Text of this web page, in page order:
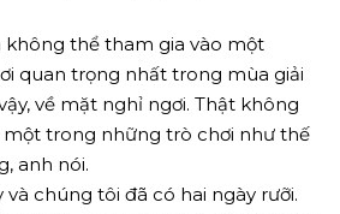
không thể tham gia vào một
quan trọng nhất trong mùa giải
về mặt nghỉ ngơi. Thật không
trong những trò chơi như thế
anh nói.
chúng tôi đã có hai ngày rưỡi.